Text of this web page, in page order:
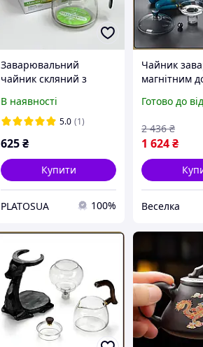
Заварювальний
чайник скляний з
заварювання "Типод"
600 мл Olens 102-139
В наявності
5.0 (1)
625₴
Купити
PLATOSUA 100%
Чайник
магнітним
чашею 300
FLAME
Готово до
1 624₴
2 436 ₴
Веселка